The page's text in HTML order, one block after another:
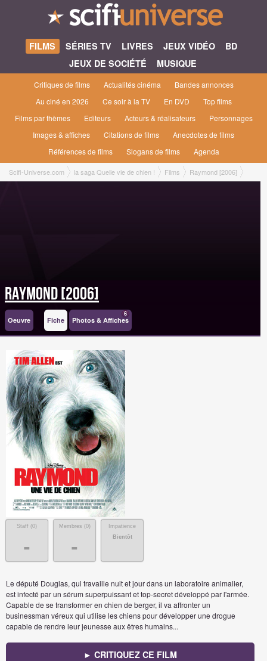
FILMS SÉRIES TV LIVRES JEUX VIDÉO
BD
JEUX DE SOCIÉTÉ
MUSIQUE
Critiques de films Actualités cinéma
Bandes annonces
Au ciné en 2026
Ce soir à la TV En DVD
Top films
Films par thèmes
Editeurs Acteurs & réalisateurs
Personnages
Images & affiches
Citations de films
Anecdotes de films
Références de films
Slogans de films Agenda
Scifi-Universe.com la saga Quelle vie de chien ! Films Raymond [2006]
Raymond [2006]
Oeuvre Fiche Photos & Affiches
6
Staff (0)
-
Membres (0)
-
Impatience
Bientôt
Le député Douglas, qui travaille nuit et jour dans un laboratoire animalier,
est infecté par un sérum superpuissant et top-secret développé par l'armée.
Capable de se transformer en chien de berger, il va affronter un
businessman véreux qui utilise les chiens pour développer une drogue
capable de rendre leur jeunesse aux êtres humains...
► CRITIQUEZ CE FILM